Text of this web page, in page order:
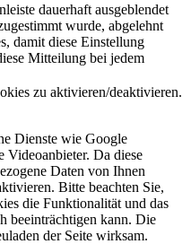
dauerhaft ausgeblendet
wurde, abgelehnt
damit diese Einstellung
Mitteilung bei jedem
zu aktivieren/deaktivieren.
Dienste wie Google
Videoanbieter. Da diese
Daten von Ihnen
Bitte beachten Sie,
die Funktionalität und das
beeinträchtigen kann. Die
der Seite wirksam.